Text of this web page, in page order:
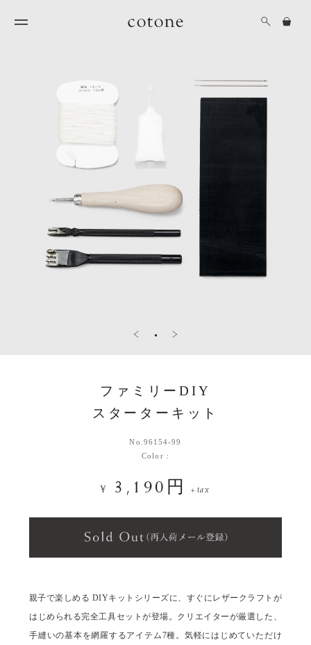
ファミリーDIY
スターターキット
No. 96154-99
Color :
¥ 3,190円 +tax
親子で楽しめる DIYキットシリーズに、すぐにレザークラフトが
はじめられる完全工具セットが登場。クリエイターが厳選した、
手縫いの基本を網羅するアイテム7種。気軽にはじめていただけ